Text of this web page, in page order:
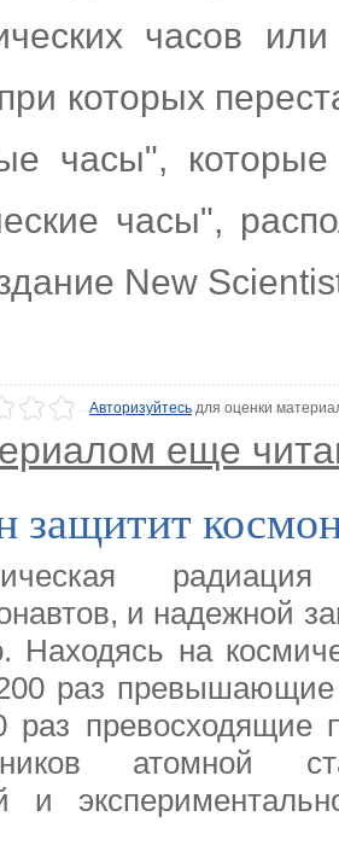
часов
которых
часы",
часы",
New
Авторизуйтесьдля оценки
еще
защитит
и надежной
Находясь на
раз
раз превосходящие
атомной
и